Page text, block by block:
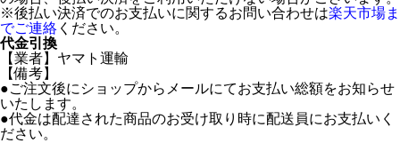
※後払い決済でのお支払いに関するお問い合わせは楽天市場ま
でご連絡 ください。
代金引換
【業者】ヤマト運輸
【備考】
●ご注文後にショップからメールにてお支払い総額をお知らせ
いたします。
●代金は配達された商品のお受け取り時に配送員にお支払いく
ださい。